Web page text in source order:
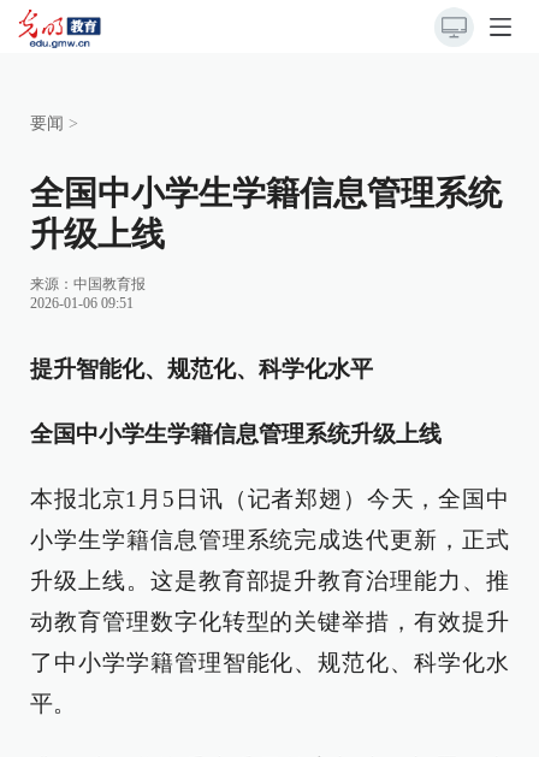
要闻 >
全国中小学生学籍信息管理系统
升级上线
来源： 中国教育报
2026-01-06 09:51
提升智能化、规范化、科学化水平
全国中小学生学籍信息管理系统升级上线
本报北京1月5日讯（记者郑翅）今天，全国中
小学生学籍信息管理系统完成迭代更新，正式
升级上线。这是教育部提升教育治理能力、推
动教育管理数字化转型的关键举措，有效提升
了中小学学籍管理智能化、规范化、科学化水
平。